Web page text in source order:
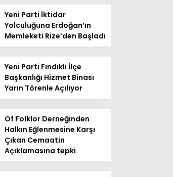
Yeni Parti İktidar
Yolculuğuna Erdoğan’ın
Memleketi Rize’den Başladı
Yeni Parti Fındıklı İlçe
Başkanlığı Hizmet Binası
Yarın Törenle Açılıyor
Of Folklor Derneğinden
Halkın Eğlenmesine Karşı
Çıkan Cemaatin
Açıklamasına tepki